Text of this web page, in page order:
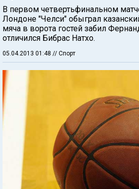
В первом четвертьфинальном
Лондоне "Челси" обыграл
мяча в ворота гостей забил
отличился Бибрас Натхо.
05.04.2013 01:48 // Спорт